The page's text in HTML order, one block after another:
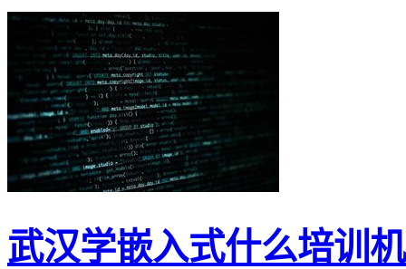
武汉学嵌入式什么培训